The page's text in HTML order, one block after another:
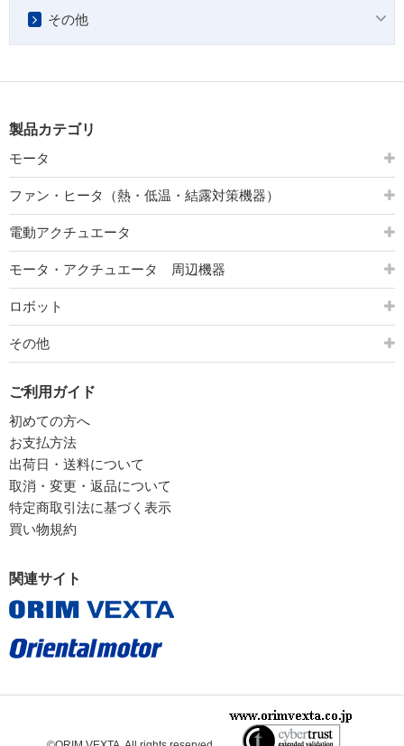
その他
製品カテゴリ
モータ
ファン・ヒータ（熱・低温・結露対策機器）
電動アクチュエータ
モータ・アクチュエータ 周辺機器
ロボット
その他
ご利用ガイド
初めての方へ
お支払方法
出荷日・送料について
取消・変更・返品について
特定商取引法に基づく表示
買い物規約
関連サイト